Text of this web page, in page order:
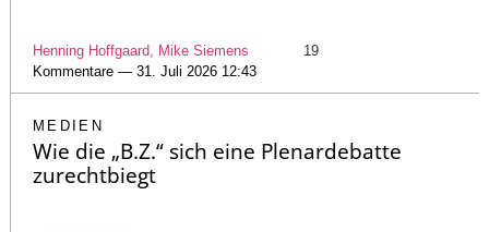
Henning Hoffgaard, Mike Siemens
19
Kommentare — 31. Juli 2026 12:43
MEDIEN
Wie die „B.Z.“ sich eine Plenardebatte
zurechtbiegt